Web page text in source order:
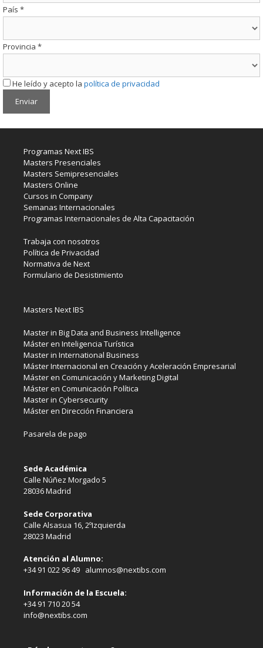
País *
Provincia *
He leído y acepto la política de privacidad
Programas Next IBS
Masters Presenciales
Masters Semipresenciales
Masters Online
Cursos in Company
Semanas Internacionales
Programas Internacionales de Alta Capacitación
Trabaja con nosotros
Política de Privacidad
Normativa de Next
Formulario de Desistimiento
Masters Next IBS
Master in Big Data and Business Intelligence
Máster en Inteligencia Turística
Master in International Business
Máster Internacional en Creación y Aceleración Empresarial
Máster en Comunicación y Marketing Digital
Máster en Comunicación Política
Master in Cybersecurity
Máster en Dirección Financiera
Pasarela de pago
Sede Académica
Calle Núñez Morgado 5
28036 Madrid
Sede Corporativa
Calle Alsasua 16, 2ºIzquierda
28023 Madrid
Atención al Alumno:
+34 91 022 96 49 alumnos@nextibs.com
Información de la Escuela:
+34 91 710 20 54
info@nextibs.com